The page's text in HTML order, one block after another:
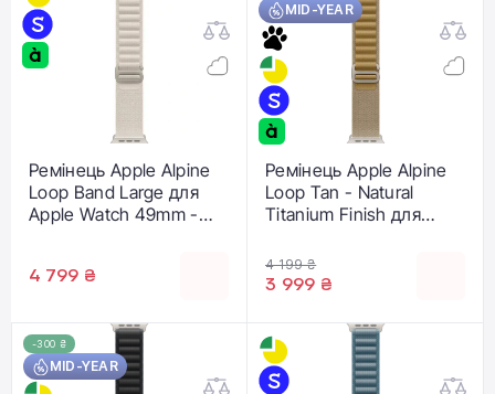
Ремінець Apple Alpine
Loop Band Large для
Apple Watch 49mm -
4 799 ₴
MID-YEAR
Ремінець Apple Alpine
Loop Tan - Natural
Titanium Finish для
44/45/46/49mm - Large
(MXN33)
4 199 ₴
3 999 ₴
-300 ₴
MID-YEAR